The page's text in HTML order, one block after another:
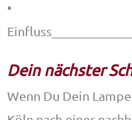
•
Dein nächster
Wenn Du Dein